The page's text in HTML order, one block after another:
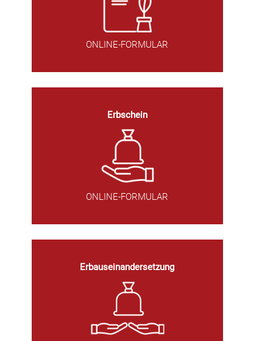
ONLINE-FORMULAR
Erbschein
ONLINE-FORMULAR
Erbauseinandersetzung